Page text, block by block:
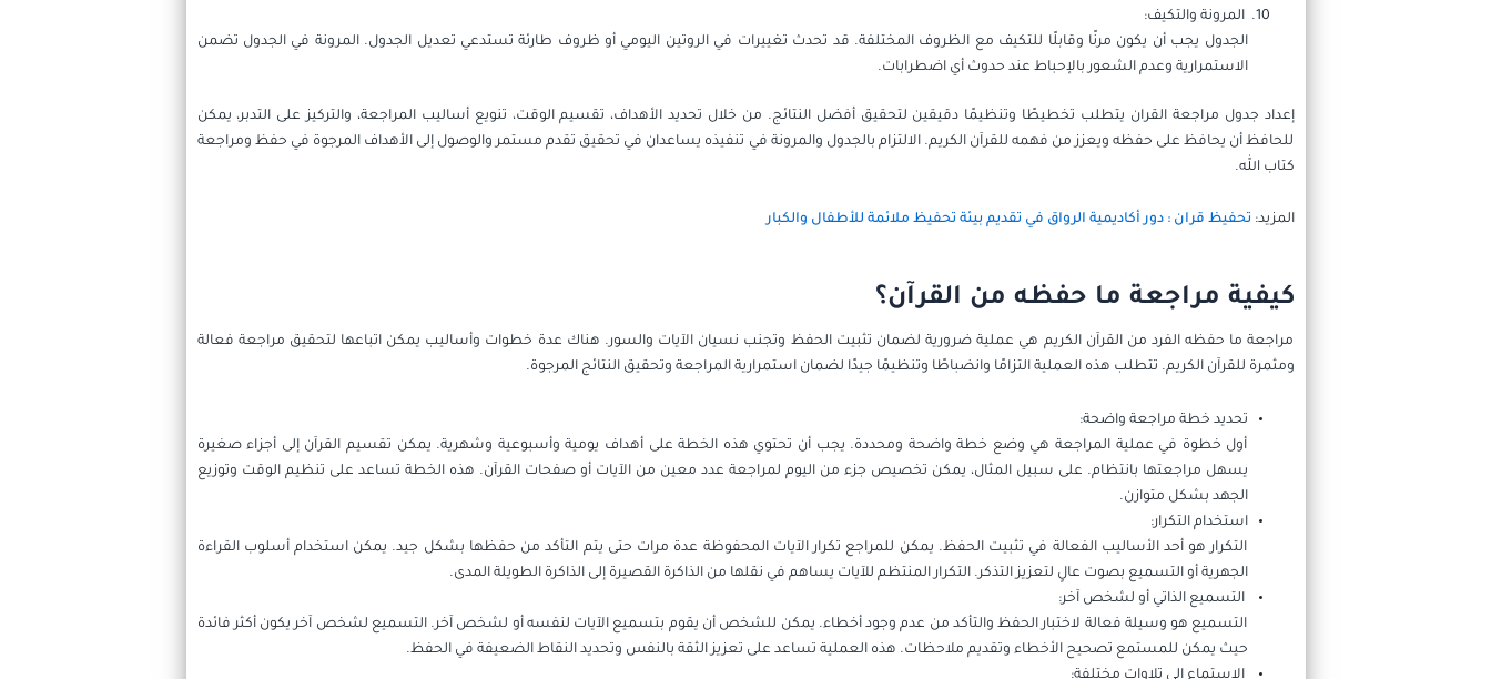
المرونة والتكيف:
الجدول يجب أن يكون مرنًا وقابلًا للتكيف مع الظروف المختلفة. قد تحدث تغييرات في الروتين اليومي أو ظروف طارئة تستدعي تعديل الجدول. المرونة في الجدول تضمن
الاستمرارية وعدم الشعور بالإحباط عند حدوث أي اضطرابات.
إعداد جدول مراجعة القران يتطلب تخطيطًا وتنظيمًا دقيقين لتحقيق أفضل النتائج. من خلال تحديد الأهداف، تقسيم الوقت، تنويع أساليب المراجعة، والتركيز على التدبر، يمكن
للحافظ أن يحافظ على حفظه ويعزز من فهمه للقرآن الكريم. الالتزام بالجدول والمرونة في تنفيذه يساعدان في تحقيق تقدم مستمر والوصول إلى الأهداف المرجوة في حفظ ومراجعة
كتاب الله.
المزيد: تحفيظ قران : دور أكاديمية الرواق في تقديم بيئة تحفيظ ملائمة للأطفال والكبار
كيفية مراجعة ما حفظه من القرآن؟
مراجعة ما حفظه الفرد من القرآن الكريم هي عملية ضرورية لضمان تثبيت الحفظ وتجنب نسيان الآيات والسور. هناك عدة خطوات وأساليب يمكن اتباعها لتحقيق مراجعة فعالة
ومثمرة للقرآن الكريم. تتطلب هذه العملية التزامًا وانضباطًا وتنظيمًا جيدًا لضمان استمرارية المراجعة وتحقيق النتائج المرجوة.
تحديد خطة مراجعة واضحة:
أول خطوة في عملية المراجعة هي وضع خطة واضحة ومحددة. يجب أن تحتوي هذه الخطة على أهداف يومية وأسبوعية وشهرية. يمكن تقسيم القرآن إلى أجزاء صغيرة
يسهل مراجعتها بانتظام. على سبيل المثال، يمكن تخصيص جزء من اليوم لمراجعة عدد معين من الآيات أو صفحات القرآن. هذه الخطة تساعد على تنظيم الوقت وتوزيع
الجهد بشكل متوازن.
استخدام التكرار:
التكرار هو أحد الأساليب الفعالة في تثبيت الحفظ. يمكن للمراجع تكرار الآيات المحفوظة عدة مرات حتى يتم التأكد من حفظها بشكل جيد. يمكن استخدام أسلوب القراءة
الجهرية أو التسميع بصوت عالٍ لتعزيز التذكر. التكرار المنتظم للآيات يساهم في نقلها من الذاكرة القصيرة إلى الذاكرة الطويلة المدى.
التسميع الذاتي أو لشخص آخر:
التسميع هو وسيلة فعالة لاختبار الحفظ والتأكد من عدم وجود أخطاء. يمكن للشخص أن يقوم بتسميع الآيات لنفسه أو لشخص آخر. التسميع لشخص آخر يكون أكثر فائدة
حيث يمكن للمستمع تصحيح الأخطاء وتقديم ملاحظات. هذه العملية تساعد على تعزيز الثقة بالنفس وتحديد النقاط الضعيفة في الحفظ.
الاستماع إلى تلاوات مختلفة: